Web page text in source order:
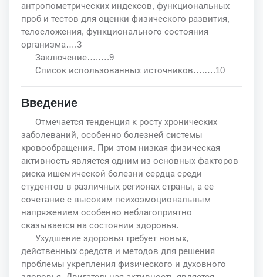
антропометрических индексов, функциональных
проб и тестов для оценки физического развития,
телосложения, функционального состояния
организма….3
Заключение….….9
Список использованных источников….….10
Введение
Отмечается тенденция к росту хронических
заболеваний, особенно болезней системы
кровообращения. При этом низкая физическая
активность является одним из основных факторов
риска ишемической болезни сердца среди
студентов в различных регионах страны, а ее
сочетание с высоким психоэмоциональным
напряжением особенно неблагоприятно
сказывается на состоянии здоровья.
Ухудшение здоровья требует новых,
действенных средств и методов для решения
проблемы укрепления физического и духовного